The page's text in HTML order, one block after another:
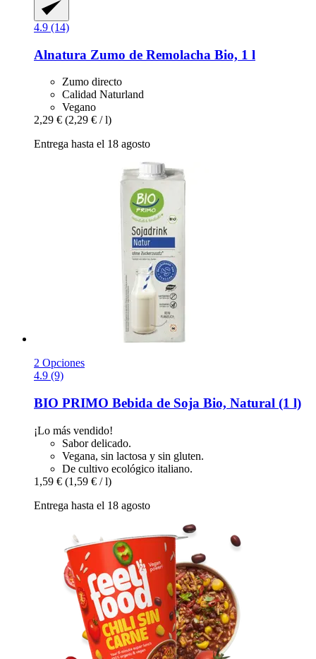
4.9 (14)
Alnatura Zumo de Remolacha Bio, 1 l
Zumo directo
Calidad Naturland
Vegano
2,29 € (2,29 € / l)
Entrega hasta el 18 agosto
2 Opciones
4.9 (9)
BIO PRIMO Bebida de Soja Bio, Natural (1 l)
¡Lo más vendido!
Sabor delicado.
Vegana, sin lactosa y sin gluten.
De cultivo ecológico italiano.
1,59 € (1,59 € / l)
Entrega hasta el 18 agosto